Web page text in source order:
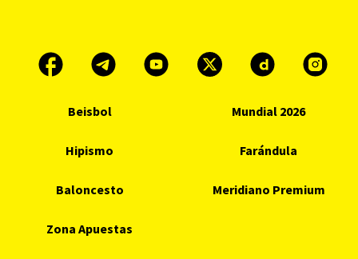
Beisbol Mundial 2026
Hipismo Farándula
Baloncesto Meridiano Premium
Zona Apuestas